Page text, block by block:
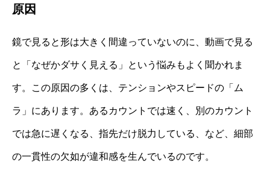
原因
鏡で見ると形は大きく間違っていないのに、動画で見る
と「なぜかダサく見える」という悩みもよく聞かれま
す。この原因の多くは、テンションやスピードの「ム
ラ」にあります。あるカウントでは速く、別のカウント
では急に遅くなる、指先だけ脱力している、など、細部
の一貫性の欠如が違和感を生んでいるのです。